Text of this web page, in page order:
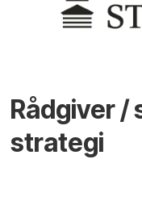
Rådgiver /
strategi